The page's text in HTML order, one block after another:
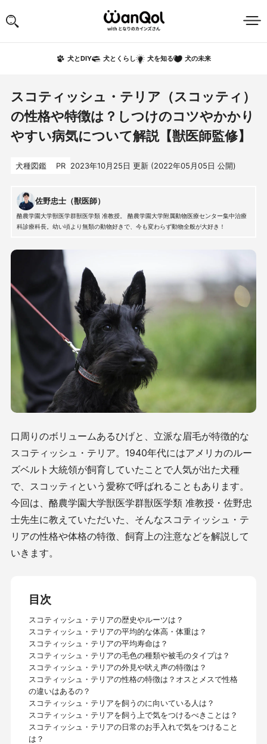
犬とDIY 犬とくらし 犬を知る 犬の未来
スコティッシュ・テリア（スコッティ）
の性格や特徴は？しつけのコツやかかり
やすい病気について解説【獣医師監修】
犬種図鑑 PR 2023年10月25日 更新 (2022年05月05日 公開)
佐野忠士（獣医師）
酪農学園大学獣医学群獣医学類 准教授。 酪農学園大学附属動物医療センター集中治療
科診療科長。幼い頃より無類の動物好きで、今も変わらず動物全般が大好き！
口周りのボリュームあるひげと、立派な眉毛が特徴的な
スコティッシュ・テリア。 1940年代にはアメリカのルー
ズベルト大統領が飼育していたことで人気が出た犬種
で、スコッティという愛称で呼ばれることもあります。
今回は、酪農学園大学獣医学群獣医学類 准教授・佐野忠
士先生に教えていただいた、そんなスコティッシュ・テ
リアの性格や体格の特徴、飼育上の注意などを解説して
いきます。
目次
スコティッシュ・テリアの歴史やルーツは？
スコティッシュ・テリアの平均的な体高・体重は？
スコティッシュ・テリアの平均寿命は？
スコティッシュ・テリアの毛色の種類や被毛のタイプは？
スコティッシュ・テリアの外見や吠え声の特徴は？
スコティッシュ・テリアの性格の特徴は？オスとメスで性格
の違いはあるの？
スコティッシュ・テリアを飼うのに向いている人は？
スコティッシュ・テリアを飼う上で気をつけるべきことは？
スコティッシュ・テリアの日常のお手入れで気をつけること
は？